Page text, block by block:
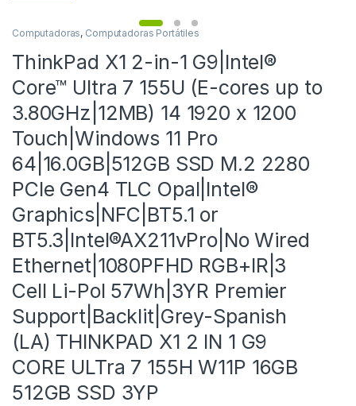
Computadoras, Computadoras Portátiles
ThinkPad X1 2-in-1 G9|Intel®
Core™ Ultra 7 155U (E-cores up to
3.80GHz|12MB) 14 1920 x 1200
Touch|Windows 11 Pro
64|16.0GB|512GB SSD M.2 2280
PCIe Gen4 TLC Opal|Intel®
Graphics|NFC|BT5.1 or
BT5.3|Intel®AX211vPro|No Wired
Ethernet|1080PFHD RGB+IR|3
Cell Li-Pol 57Wh|3YR Premier
Support|Backlit|Grey-Spanish
(LA) THINKPAD X1 2 IN 1 G9
CORE ULTra 7 155H W11P 16GB
512GB SSD 3YP